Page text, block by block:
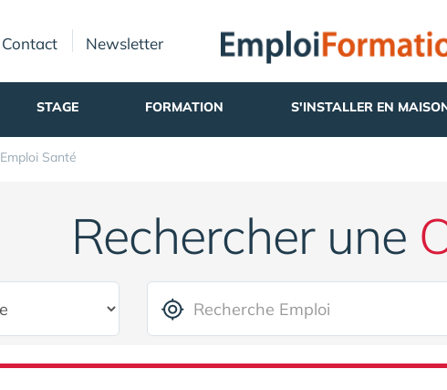
Contact Newsletter
STAGE FORMATION S'INSTALLER EN
Emploi Santé
Rechercher une